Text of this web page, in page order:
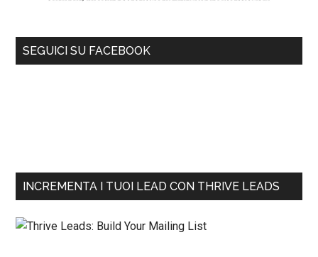
SEGUICI SU FACEBOOK
INCREMENTA I TUOI LEAD CON THRIVE LEADS